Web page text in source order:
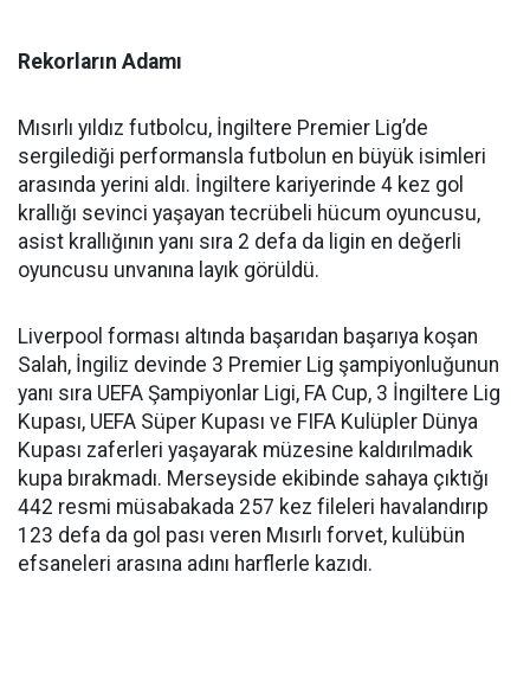
Rekorların Adamı
Mısırlı yıldız futbolcu, İngiltere Premier Lig’de
sergilediği performansla futbolun en büyük isimleri
arasında yerini aldı. İngiltere kariyerinde 4 kez gol
krallığı sevinci yaşayan tecrübeli hücum oyuncusu,
asist krallığının yanı sıra 2 defa da ligin en değerli
oyuncusu unvanına layık görüldü.
Liverpool forması altında başarıdan başarıya koşan
Salah, İngiliz devinde 3 Premier Lig şampiyonluğunun
yanı sıra UEFA Şampiyonlar Ligi, FA Cup, 3 İngiltere Lig
Kupası, UEFA Süper Kupası ve FIFA Kulüpler Dünya
Kupası zaferleri yaşayarak müzesine kaldırılmadık
kupa bırakmadı. Merseyside ekibinde sahaya çıktığı
442 resmi müsabakada 257 kez fileleri havalandırıp
123 defa da gol pası veren Mısırlı forvet, kulübün
efsaneleri arasına adını harflerle kazıdı.